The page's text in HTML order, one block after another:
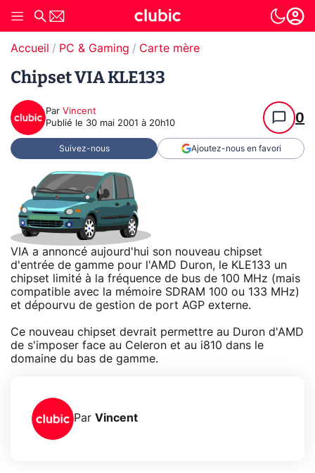
Accueil PC & Gaming Carte mère
Chipset VIA KLE133
Par Vincent
Publié le 30 mai 2001 à 20h10 0
Suivez-nous Ajoutez-nous en favori
VIA a annoncé aujourd'hui son nouveau chipset
d'entrée de gamme pour l'AMD Duron, le KLE133 un
chipset limité à la fréquence de bus de 100 MHz (mais
compatible avec la mémoire SDRAM 100 ou 133 MHz)
et dépourvu de gestion de port AGP externe.
Ce nouveau chipset devrait permettre au Duron d'AMD
de s'imposer face au Celeron et au i810 dans le
domaine du bas de gamme.
Par Vincent